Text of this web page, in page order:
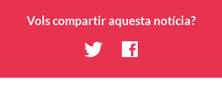
Vols compartir aquesta notícia?